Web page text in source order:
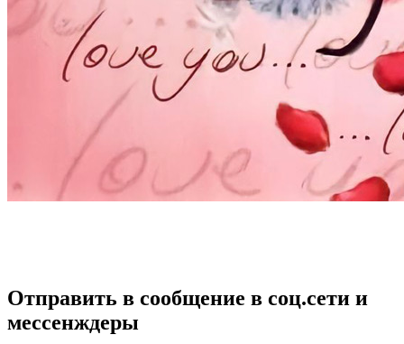
Отправить в сообщение в соц.сети и
мессенждеры